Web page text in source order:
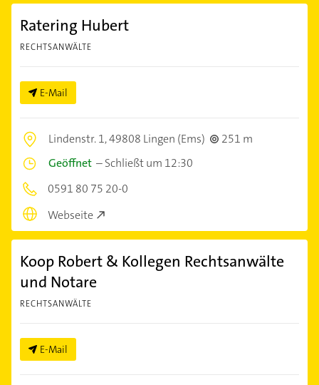
Ratering Hubert
RECHTSANWÄLTE
E-Mail
Lindenstr. 1,49808 Lingen (Ems)
251 m
Geöffnet –Schließt um 12:30
0591 80 75 20-0
Webseite
Koop Robert & Kollegen Rechtsanwälte
und Notare
RECHTSANWÄLTE
E-Mail